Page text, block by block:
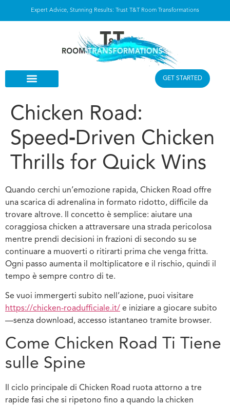
Expert Advice, Stunning Results: Trust T&T Room Transformations
GET STARTED
Chicken Road:
Speed‑Driven Chicken
Thrills for Quick Wins
Quando cerchi un’emozione rapida, Chicken Road offre
una scarica di adrenalina in formato ridotto, difficile da
trovare altrove. Il concetto è semplice: aiutare una
coraggiosa chicken a attraversare una strada pericolosa
mentre prendi decisioni in frazioni di secondo su se
continuare a muoverti o ritirarti prima che venga fritta.
Ogni passo aumenta il moltiplicatore e il rischio, quindi il
tempo è sempre contro di te.
Se vuoi immergerti subito nell’azione, puoi visitare
https://chicken-roadufficiale.it/ e iniziare a giocare subito
—senza download, accesso istantaneo tramite browser.
Come Chicken Road Ti Tiene
sulle Spine
Il ciclo principale di Chicken Road ruota attorno a tre
rapide fasi che si ripetono fino a quando la chicken